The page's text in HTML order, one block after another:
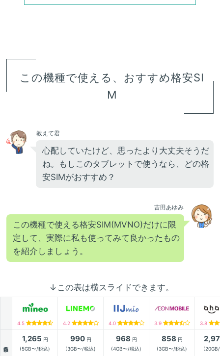
この機種で使える、おすすめ格安SI
M
教えて君
心配していたけど、思ったより大丈夫そうだ
ね。もしこのタブレットで使うなら、どの格
安SIMがおすすめ？
吉田あゆみ
この機種で使える格安SIM(MVNO)だけに限
定して、実際に私も使ってみて良かったもの
を紹介しましょう。
↓この表は横スライドできます。
4.5 4.2 4.0 3.9 3.8
1,265 円
(5GB〜/税込)
990円
(3GB〜/税込)
968 円
(4GB〜/税込)
858 円
(3GB〜/税込)